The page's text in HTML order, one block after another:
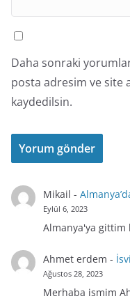
Daha sonraki
posta adresim ve site
kaydedilsin.
Mikail -
Eylül 6, 2023
Almanya'ya gittim
Ahmet erdem -
Ağustos 28, 2023
Merhaba ismim